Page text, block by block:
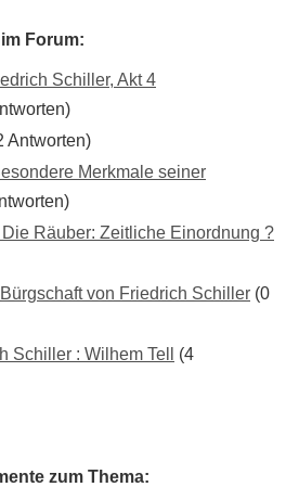
Forum:
Schiller, Akt 4
Antworten)
Merkmale seiner
Räuber: Zeitliche Einordnung ?
von Friedrich Schiller (0
Schiller : Wilhem Tell
(4
zum Thema: